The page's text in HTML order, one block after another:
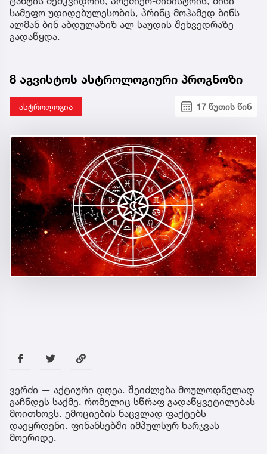
სამეფო უდიდებულესობის, პრინც მოჰამედ ბინს
ალმან ბინ აბდულაზიზ ალ საუდის შეხვედრაზე
გადაწყდა.
8 აგვისტოს ასტროლოგიური პროგნოზი
ასტროლოგია 17 წუთის წინ
ვერძი — აქტიური დღეა. შეიძლება მოულოდნელად
გაჩნდეს საქმე, რომელიც სწრაფ გადაწყვეტილებას
მოითხოვს. ემოციების ნაცვლად ფაქტებს
დაეყრდენი. ფინანსებში იმპულსურ ხარჯვას
მოერიდე.